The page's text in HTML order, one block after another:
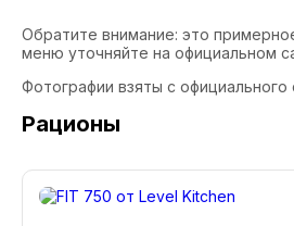
Обратите внимание: это
меню уточняйте на официальном
Фотографии взяты с официального
Рационы